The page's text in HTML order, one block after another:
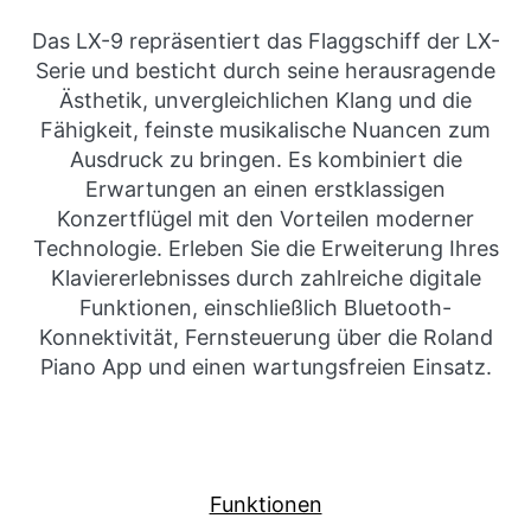
Das LX-9 repräsentiert das Flaggschiff der LX-
Serie und besticht durch seine herausragende
Ästhetik, unvergleichlichen Klang und die
Fähigkeit, feinste musikalische Nuancen zum
Ausdruck zu bringen. Es kombiniert die
Erwartungen an einen erstklassigen
Konzertflügel mit den Vorteilen moderner
Technologie. Erleben Sie die Erweiterung Ihres
Klaviererlebnisses durch zahlreiche digitale
Funktionen, einschließlich Bluetooth-
Konnektivität, Fernsteuerung über die Roland
Piano App und einen wartungsfreien Einsatz.
Funktionen